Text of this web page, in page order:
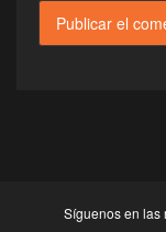
Síguenos en las